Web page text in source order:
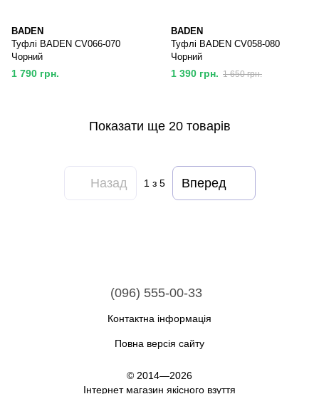
BADEN
Туфлі BADEN CV066-070
Чорний
1 790 грн.
BADEN
Туфлі BADEN CV058-080
Чорний
1 390 грн. 1 650 грн.
Показати ще 20 товарів
Назад 1 з 5 Вперед
(096) 555-00-33
Контактна інформація
Повна версія сайту
© 2014—2026
Інтернет магазин якісного взуття